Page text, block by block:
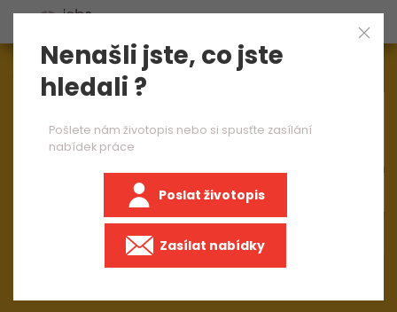
Aktuálně1544nabídek práce
Nenašli jste, co jste
hledali ?
Pošlete nám životopis nebo si spusťte zasílání
nabídek práce
Poslat životopis
Zasílat nabídky